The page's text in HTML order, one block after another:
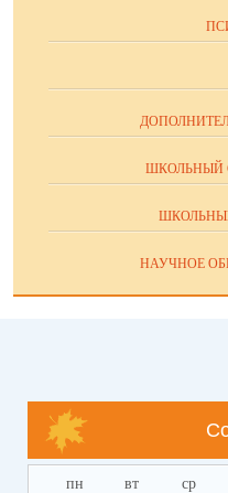
ШКОЛЬНЫЙ
НАУЧНОЕ
пн вт ср